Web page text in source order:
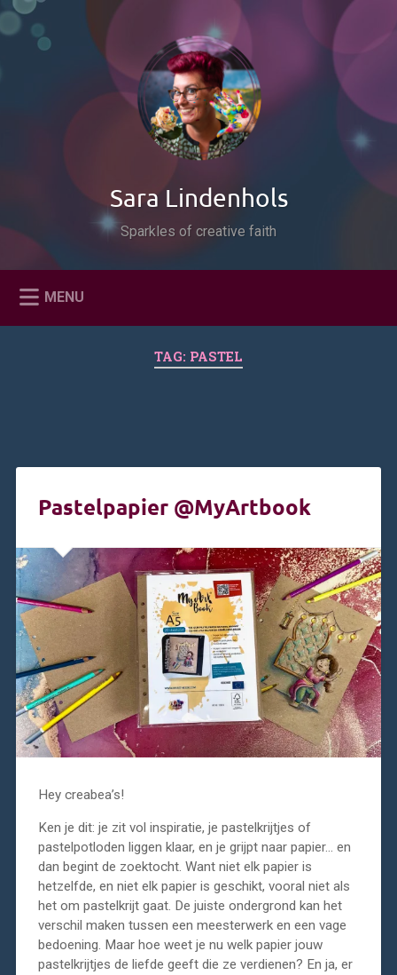
Naar
inhoud
Zoeken
Sara Lindenhols
Sparkles of creative faith
MENU
TAG: PASTEL
Pastelpapier @MyArtbook
Hey creabea’s!
Ken je dit: je zit vol inspiratie, je pastelkrijtjes of
pastelpotloden liggen klaar, en je grijpt naar papier… en
dan begint de zoektocht. Want niet elk papier is
hetzelfde, en niet elk papier is geschikt, vooral niet als
het om pastelkrijt gaat. De juiste ondergrond kan het
verschil maken tussen een meesterwerk en een vage
bedoening. Maar hoe weet je nu welk papier jouw
pastelkrijtjes de liefde geeft die ze verdienen? En ja, er